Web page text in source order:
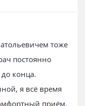
тоже
постоянно
конца.
я всё время
приём.